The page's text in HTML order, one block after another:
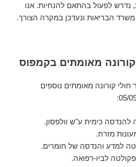
לפעול בהתאם להנחיות. אנו
הבריאות ונעדכן במקרה הצורך.
קורונה מאומתים בקמפוס
קורונה מאומתים נוספים
.
לביו-רפואה.